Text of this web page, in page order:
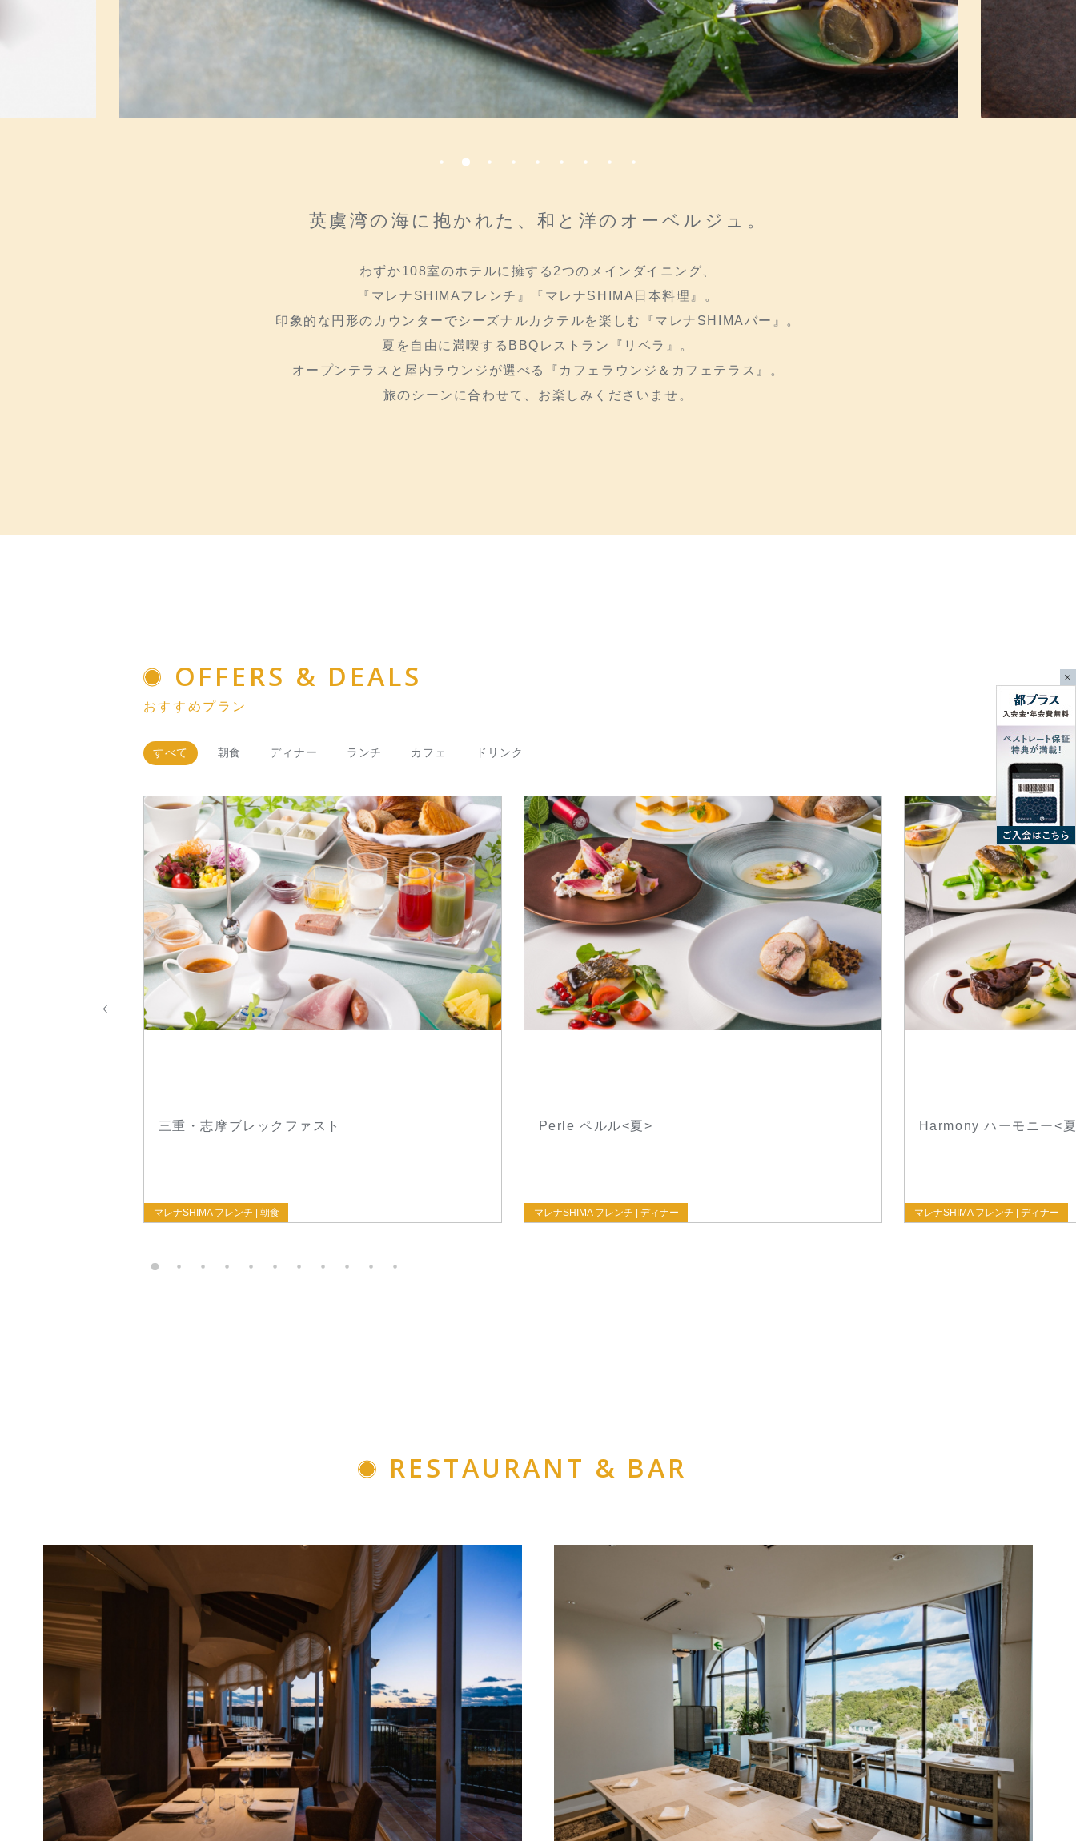
英虞湾の海に抱かれた、和と洋のオーベルジュ。
わずか108室のホテルに擁する2つのメインダイニング、
『マレナSHIMAフレンチ』『マレナSHIMA日本料理』。
印象的な円形のカウンターでシーズナルカクテルを楽しむ『マレナSHIMAバー』。
夏を自由に満喫するBBQレストラン『リベラ』。
オープンテラスと屋内ラウンジが選べる『カフェラウンジ＆カフェテラス』。
旅のシーンに合わせて、お楽しみくださいませ。
OFFERS & DEALS
おすすめプラン
すべて 朝食 ディナー ランチ カフェ ドリンク
三重・志摩ブレックファスト
マレナSHIMA フレンチ | 朝食
Perle ペルル<夏>
マレナSHIMA フレンチ | ディナー
Harmony ハーモニー<
マレナSHIMA フレンチ | ディナー
RESTAURANT & BAR